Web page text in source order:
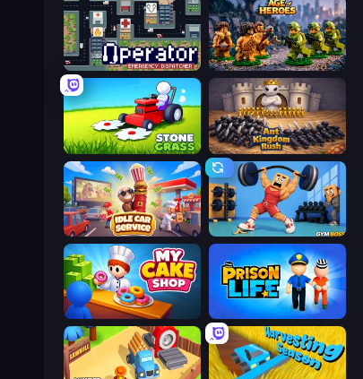
Operator: Emergency Dispatcher Age of Heroes
Stone Grass: Mowing Simulator Ant Kingdom Rush
Idle Car Service: Tycoon Gym Boss
My Cake Shop Prison Life